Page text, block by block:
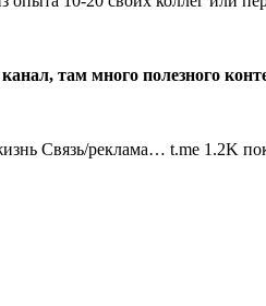
там много полезного
Связь/реклама… t.me 1.2K